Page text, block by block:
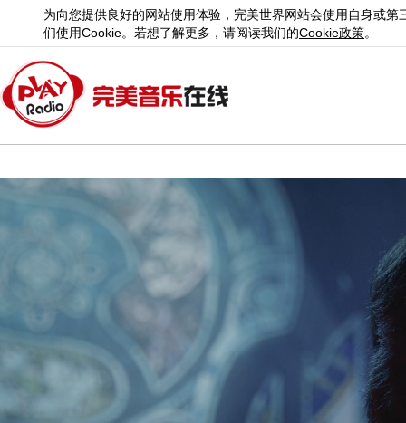
为向您提供良好的网站使用体验，完美世界网站会使用自身或第
们使用Cookie。若想了解更多，请阅读我们的Cookie政策。